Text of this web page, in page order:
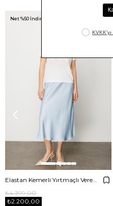
Elastan Kemerli Yırtmaçlı Verev Etek
₺2.200,00
₺4.399,00
Net %50 İndirim!